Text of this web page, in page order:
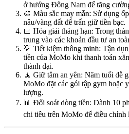
ở hướng Đông Nam để tăng
🎨 Màu sắc may mắn: Sử dụng
nâu/vàng đất để trấn giữ tiền bạc.
📅 Hóa giải tháng hạn: Trong
trung vào các khoản đầu tư an
💡 Tiết kiệm thông minh: Tận
tiền của MoMo khi thanh toán
thành đại.
🧘 Giữ tâm an yên: Năm tuổi dễ
MoMo đặt các gói tập gym hoặc
lượng.
📊 Đối soát dòng tiền: Dành 10
chi tiêu trên MoMo để điều chỉnh